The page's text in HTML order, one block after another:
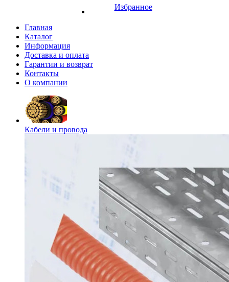
Избранное
Главная
Каталог
Информация
Доставка и оплата
Гарантии и возврат
Контакты
О компании
Кабели и провода